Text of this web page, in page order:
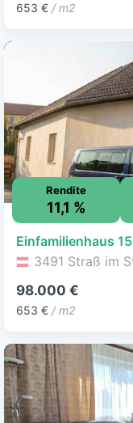
653 € / m2
Rendite
11,1 %
3491 Straß im
98.000 €
653 € / m2